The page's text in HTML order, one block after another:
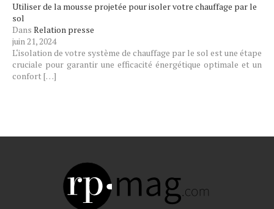
Utiliser de la mousse projetée pour isoler votre chauffage par le
sol
Dans Relation presse
juin 21, 2024
L‘isolation de votre système de chauffage par le sol est une étape
cruciale pour garantir une efficacité énergétique optimale et un
confort […]